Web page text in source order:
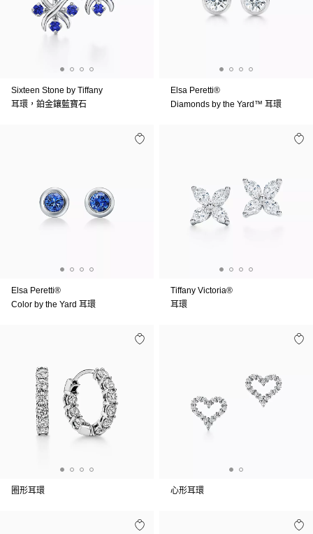
Sixteen Stone by Tiffany
耳環，鉑金鑲藍寶石
Elsa Peretti®
Diamonds by the Yard™ 耳環
Elsa Peretti®
Color by the Yard 耳環
Tiffany Victoria®
耳環
圈形耳環 心形耳環